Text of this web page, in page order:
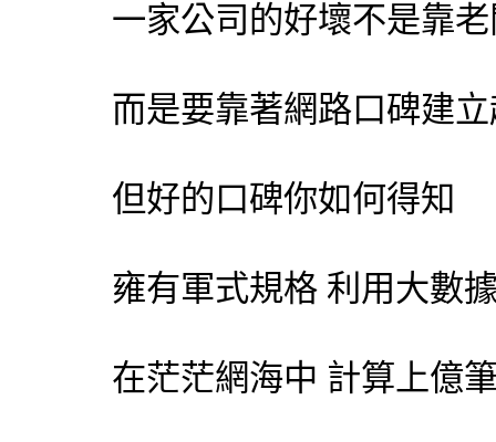
一家公司的好壞不是靠
而是要靠著網路口碑建
但好的口碑你如何得知
雍有軍式規格 利用大數
在茫茫網海中 計算上億